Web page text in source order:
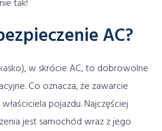
tak!
AC?
w skrócie AC, to dobrowolne
Co oznacza, że zawarcie
pojazdu. Najczęściej
jest samochód wraz z jego